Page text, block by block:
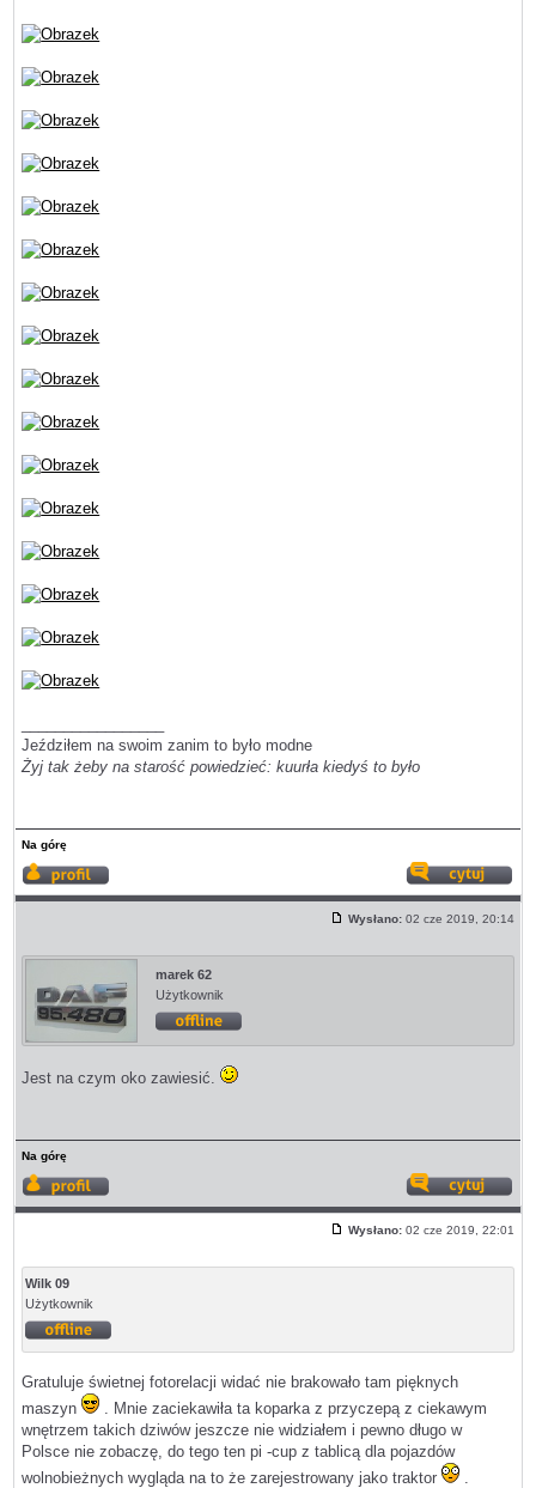
Jeździłem na swoim zanim to było modne
Żyj tak żeby na starość powiedzieć: kuurła kiedyś to było
Na górę
Wyświetl
profil
z
Wysłano:02 cze 2019, 20:14
marek 62
Użytkownik
Jest na czym oko zawiesić.
Na górę
profil
z
Wysłano:02 cze 2019, 22:01
Wilk 09
Użytkownik
Gratuluje świetnej fotorelacji widać nie brakowało tam pięknych
maszyn
. Mnie zaciekawiła ta koparka z przyczepą z ciekawym
wnętrzem takich dziwów jeszcze nie widziałem i pewno długo w
Polsce nie zobaczę, do tego ten pi -cup z tablicą dla pojazdów
wolnobieżnych wygląda na to że zarejestrowany jako traktor